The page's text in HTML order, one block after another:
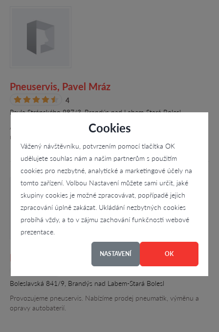
Cookies
Vážený návštěvníku, potvrzením pomocí tlačítka OK
udělujete souhlas nám a našim partnerům s použitím
cookies pro nezbytné, analytické a marketingové účely na
tomto zařízení. Volbou Nastavení můžete sami určit, jaké
skupiny cookies je možné zpracovávat, popřípadě jejich
zpracování úplně zakázat. Ukládání nezbytných cookies
probíhá vždy, a to v zájmu zachování funkčnosti webové
prezentace.
NASTAVENÍ OK
Pneuservis, Pavel Mráz
4
Pavla Stránského 987/3, Brandýs nad Labem-Stará Bolesl
Autoservis Mráz nabízí kompletní služby pneuservisu a
rychloservisu v okrese Praha-východ
Pneuservis, Petr Šimonek
Boleslavská 841/9, Brandýs nad Labem-Stará Bolesl
Provozujeme pneuservis. Nabízíme prodej pneumatik, výměnu a
opravy autobaterií.